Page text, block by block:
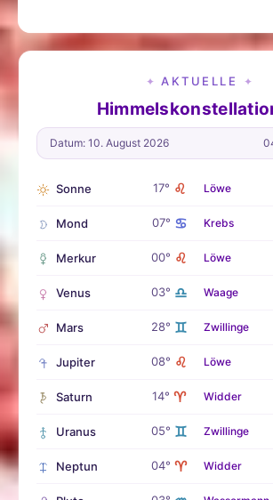
✦ AKTUELLE ✦
Datum: 10. August 2026
Sonne 17° ♌ Löwe
Mond 07° ♋ Krebs
Merkur 00° ♌ Löwe
Venus 03° ♎ Waage
Mars 28° ♊ Zwillinge
Jupiter 08° ♌ Löwe
Saturn 14° ♈ Widder
Uranus 05° ♊ Zwillinge
Neptun 04° ♈ Widder